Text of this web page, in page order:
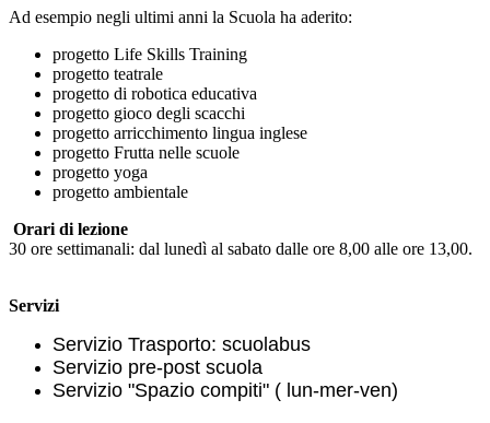
Ad esempio negli ultimi anni la Scuola ha aderito:
progetto Life Skills Training
progetto teatrale
progetto di robotica educativa
progetto gioco degli scacchi
progetto arricchimento lingua inglese
progetto Frutta nelle scuole
progetto yoga
progetto ambientale
Orari di lezione
30 ore settimanali: dal lunedì al sabato dalle ore 8,00 alle ore 13,00.
Servizi
Servizio Trasporto: scuolabus
Servizio pre-post scuola
Servizio "Spazio compiti" ( lun-mer-ven)